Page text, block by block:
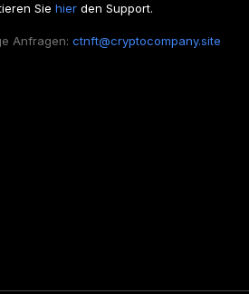
Sie hierden Support.
Anfragen: ctnft@cryptocompany.site